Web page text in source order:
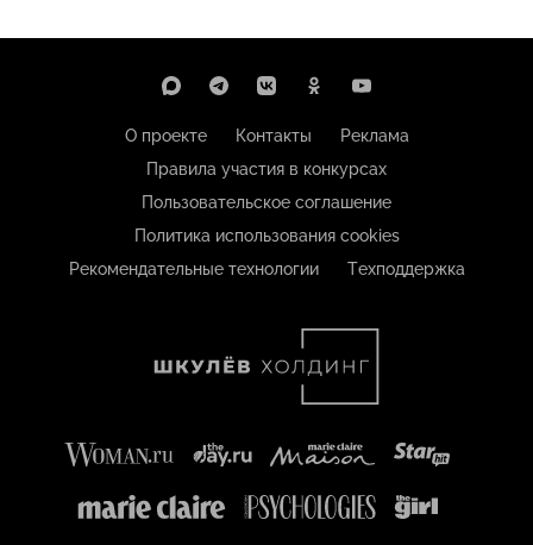
О проекте Контакты
Реклама
Правила участия в конкурсах
Пользовательское соглашение
Политика использования cookies
Рекомендательные технологии
Техподдержка